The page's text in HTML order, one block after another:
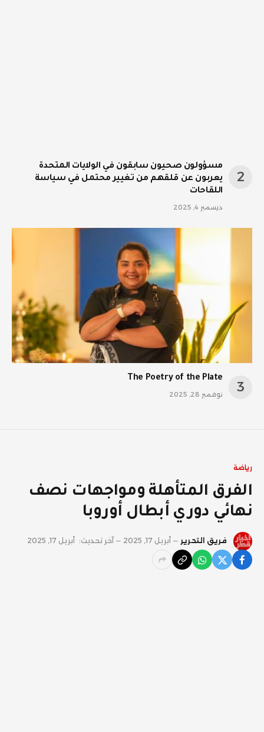
مسؤولون صحيون سابقون في الولايات المتحدة
يعربون عن قلقهم من تغيير محتمل في سياسة
اللقاحات
ديسمبر 4, 2025
The Poetry of the Plate
نوفمبر 28, 2025
رياضة
الفرق المتأهلة ومواجهات نصف
نهائي دوري أبطال أوروبا
فريق التحرير أبريل 17, 2025 آخر تحديث: أبريل 17, 2025